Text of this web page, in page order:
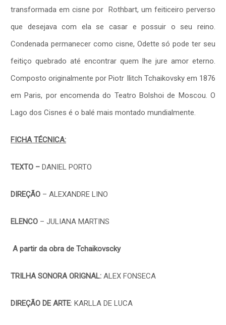
transformada em cisne por Rothbart, um feiticeiro perverso
que desejava com ela se casar e possuir o seu reino.
Condenada permanecer como cisne, Odette só pode ter seu
feitiço quebrado até encontrar quem lhe jure amor eterno.
Composto originalmente por Piotr Ilitch Tchaikovsky em 1876
em Paris, por encomenda do Teatro Bolshoi de Moscou. O
Lago dos Cisnes é o balé mais montado mundialmente.
FICHA TÉCNICA:
TEXTO – DANIEL PORTO
DIREÇÃO – ALEXANDRE LINO
ELENCO – JULIANA MARTINS
A partir da obra de Tchaikovscky
TRILHA SONORA ORIGNAL: ALEX FONSECA
DIREÇÃO DE ARTE: KARLLA DE LUCA